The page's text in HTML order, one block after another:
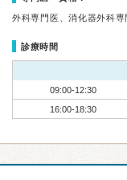
外科専門医、消化器外科
診療時間
09:00-12:30
16:00-18:30